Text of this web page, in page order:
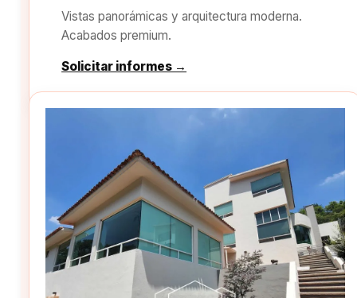
Vistas panorámicas y arquitectura moderna.
Acabados premium.
Solicitar informes →